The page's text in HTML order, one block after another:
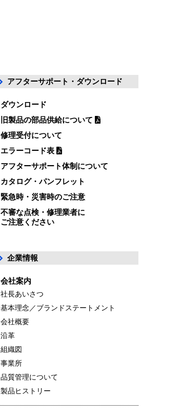
アフターサポート・ダウンロード
ダウンロード
旧製品の部品供給について
修理受付について
エラーコード表
アフターサポート体制について
カタログ・パンフレット
緊急時・災害時のご注意
不審な点検・修理業者に
ご注意ください
企業情報
会社案内
社長あいさつ
基本理念／ブランドステートメント
会社概要
沿革
組織図
事業所
品質管理について
製品ヒストリー